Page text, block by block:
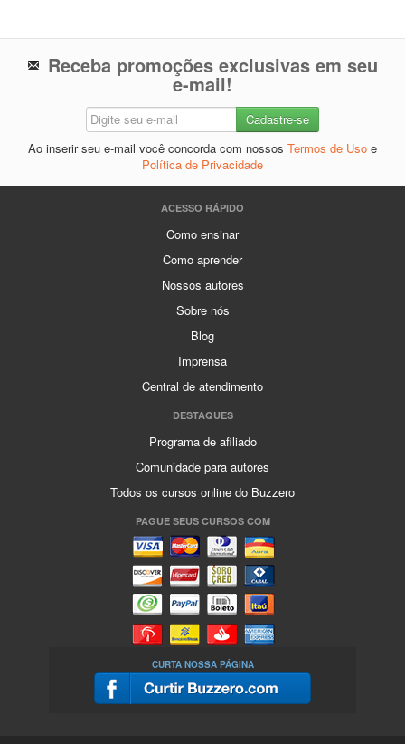
Receba promoções exclusivas em seu
e-mail!
Ao inserir seu e-mail você concorda com nossos Termos de Uso e
Política de Privacidade
ACESSO RÁPIDO
Como ensinar
Como aprender
Nossos autores
Sobre nós
Blog
Imprensa
Central de atendimento
DESTAQUES
Programa de afiliado
Comunidade para autores
Todos os cursos online do Buzzero
PAGUE SEUS CURSOS COM
CURTA NOSSA PÁGINA